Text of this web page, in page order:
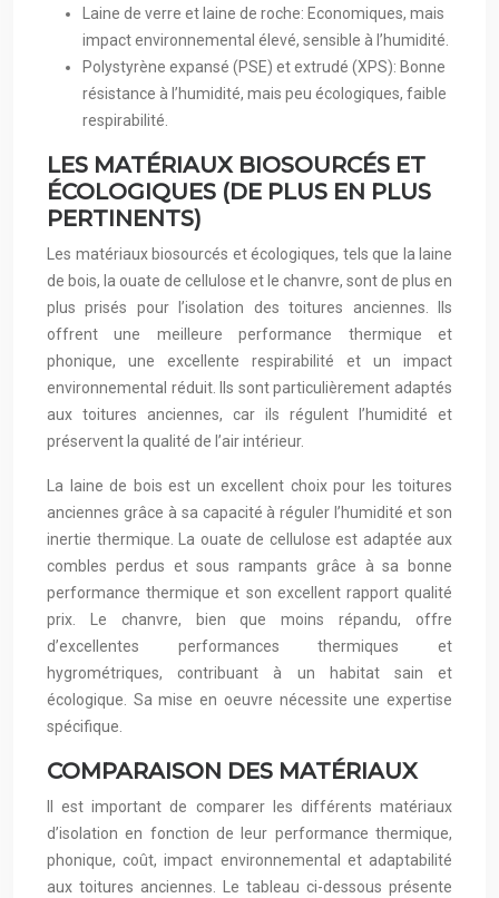
Laine de verre et laine de roche: Economiques, mais
impact environnemental élevé, sensible à l’humidité.
Polystyrène expansé (PSE) et extrudé (XPS): Bonne
résistance à l’humidité, mais peu écologiques, faible
respirabilité.
LES MATÉRIAUX BIOSOURCÉS ET
ÉCOLOGIQUES (DE PLUS EN PLUS
PERTINENTS)
Les matériaux biosourcés et écologiques, tels que la laine
de bois, la ouate de cellulose et le chanvre, sont de plus en
plus prisés pour l’isolation des toitures anciennes. Ils
offrent une meilleure performance thermique et
phonique, une excellente respirabilité et un impact
environnemental réduit. Ils sont particulièrement adaptés
aux toitures anciennes, car ils régulent l’humidité et
préservent la qualité de l’air intérieur.
La laine de bois est un excellent choix pour les toitures
anciennes grâce à sa capacité à réguler l’humidité et son
inertie thermique. La ouate de cellulose est adaptée aux
combles perdus et sous rampants grâce à sa bonne
performance thermique et son excellent rapport qualité
prix. Le chanvre, bien que moins répandu, offre
d’excellentes performances thermiques et
hygrométriques, contribuant à un habitat sain et
écologique. Sa mise en oeuvre nécessite une expertise
spécifique.
COMPARAISON DES MATÉRIAUX
Il est important de comparer les différents matériaux
d’isolation en fonction de leur performance thermique,
phonique, coût, impact environnemental et adaptabilité
aux toitures anciennes. Le tableau ci-dessous présente